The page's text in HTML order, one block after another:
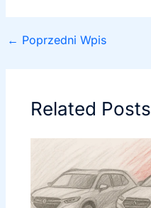
← Poprzedni Wpis
Related Posts